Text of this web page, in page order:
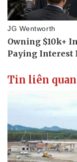
Tin liên quan